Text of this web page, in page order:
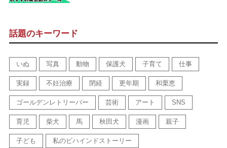
話題のキーワード
いぬ 写真 動物 保護犬 子育て 仕事
実録 不妊治療 閉経 更年期 和栗恵
ゴールデンレトリーバー 芸術 アート SNS
育児 柴犬 馬 秋田犬 漫画 親子
子ども 私のビハインドストーリー